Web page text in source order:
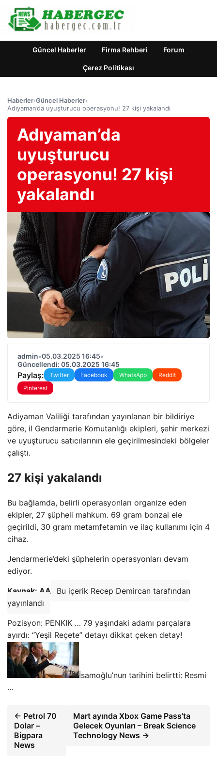
Güncel Haberler Firma Rehberi Forum
Çerez Politikası
Haberler›Güncel Haberler›
Adıyaman’da uyuşturucu operasyonu! 27 kişi yakalandı
Adıyaman’da
uyuşturucu
operasyonu! 27 kişi
yakalandı
admin•05.03.2025 16:45•
Güncellendi: 05.03.2025 16:45
Paylaş: Twitter Facebook WhatsApp
Reddit
Pinterest
Adiyaman Valiliği tarafından yayınlanan bir bildiriye
göre, il Gendarmerie Komutanlığı ekipleri, şehir merkezi
ve uyuşturucu satıcılarının ele geçirilmesindeki bölgeler
çalıştı.
27 kişi yakalandı
Bu bağlamda, belirli operasyonları organize eden
ekipler, 27 şüpheli mahkum. 69 gram bonzai ele
geçirildi, 30 gram metamfetamin ve ilaç kullanımı için 4
cihaz.
Jendarmerie’deki şüphelerin operasyonları devam
ediyor.
Kaynak: AA
Bu içerik Recep Demircan tarafından
yayınlandı
Pozisyon: PENKIK … 79 yaşındaki adamı parçalara
ayırdı: “Yeşil Reçete” detayı dikkat çeken detay!
İsamoğlu’nun tarihini belirtti: Resmi
…
← Petrol 70
Dolar –
Bigpara
News
Mart ayında Xbox Game Pass’ta
Gelecek Oyunları – Break Science
Technology News →